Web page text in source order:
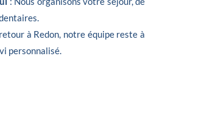
à Redon, notre équipe reste à
personnalisé.